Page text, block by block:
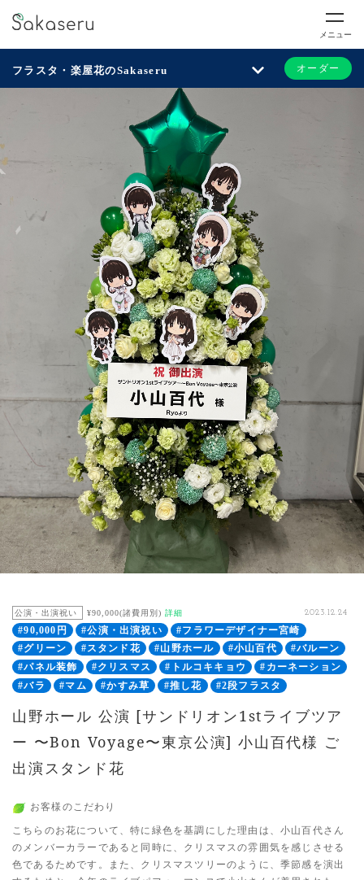
メニュー
フラスタ・楽屋花のSakaseru オーダー
公演・出演祝い ¥90,000(諸費用別) 詳細 2023.12.24
#90,000円 #公演・出演祝い
#フラワーデザイナー宮崎
#グリーン
#スタンド花 #山野ホール #小山百代
#バルーン
#パネル装飾
#クリスマス #トルコキキョウ
#カーネーション
#バラ
#マム #かすみ草 #推し花 #2段フラスタ
山野ホール 公演 [サンドリオン1stライブツア
ー 〜Bon Voyage〜東京公演] 小山百代様 ご
出演スタンド花
お客様のこだわり
こちらのお花について、特に緑色を基調にした理由は、小山百代さん
のメンバーカラーであると同時に、クリスマスの雰囲気を感じさせる
色であるためです。また、クリスマスツリーのように、季節感を演出